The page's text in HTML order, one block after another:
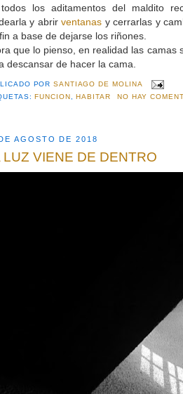
los aditamentos del maldito
y abrirventanas y cerrarlas y
a base de dejarse los riñones.
que lo pienso, en realidad las camas
descansar de hacer la cama.
PORSANTIAGO DE MOLINA
FUNCION ,HABITAR NO HAY
AGOSTO DE 2018
LUZ VIENE DE DENTRO